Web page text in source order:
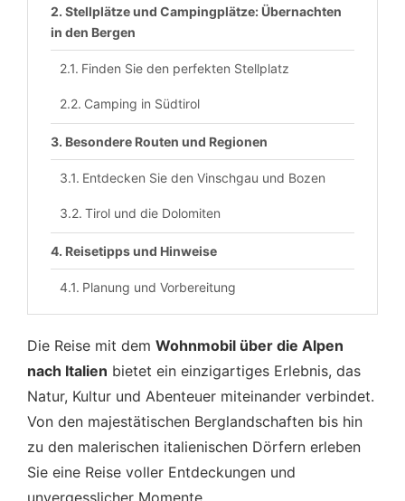
Stellplätze und Campingplätze: Übernachten
in den Bergen
Finden Sie den perfekten Stellplatz
Camping in Südtirol
Besondere Routen und Regionen
Entdecken Sie den Vinschgau und Bozen
Tirol und die Dolomiten
Reisetipps und Hinweise
Planung und Vorbereitung
Alpenreise
Wichtige Schritte vor der Abfahrt
Technische Überprüfung
Komfort und Schlaf
Sicherheitsausrüstung
Die Reise mit dem Wohnmobil über die Alpen
nach Italien bietet ein einzigartiges Erlebnis, das
Natur, Kultur und Abenteuer miteinander verbindet.
Von den majestätischen Berglandschaften bis hin
zu den malerischen italienischen Dörfern erleben
Sie eine Reise voller Entdeckungen und
unvergesslicher Momente.